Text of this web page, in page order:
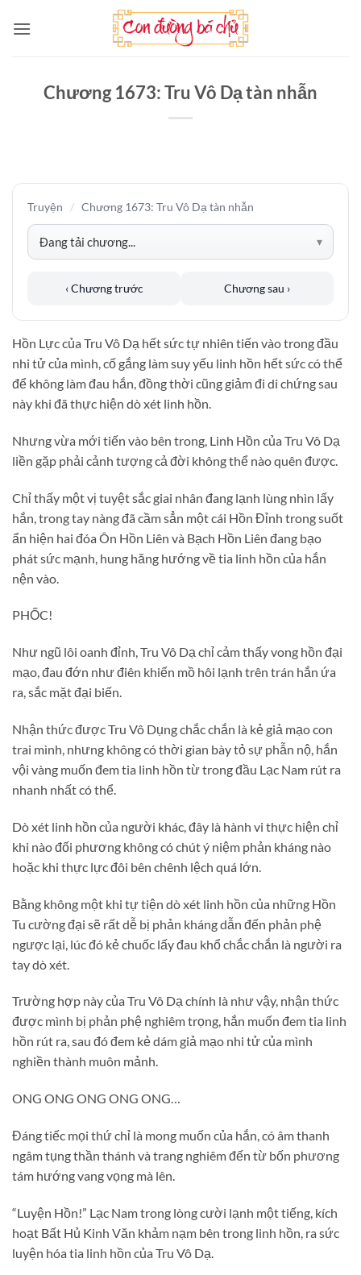
qua
Chương 1673: Tru Vô Dạ tàn nhẫn
Truyện / Chương 1673: Tru Vô Dạ tàn nhẫn
‹ Chương trước Chương sau ›
Hồn Lực của Tru Vô Dạ hết sức tự nhiên tiến vào trong đầu
nhi tử của mình, cố gắng làm suy yếu linh hồn hết sức có thể
để không làm đau hắn, đồng thời cũng giảm đi di chứng sau
này khi đã thực hiện dò xét linh hồn.
Nhưng vừa mới tiến vào bên trong, Linh Hồn của Tru Vô Dạ
liền gặp phải cảnh tượng cả đời không thể nào quên được.
Chỉ thấy một vị tuyệt sắc giai nhân đang lạnh lùng nhìn lấy
hắn, trong tay nàng đã cầm sẳn một cái Hồn Đỉnh trong suốt
ẩn hiện hai đóa Ôn Hồn Liên và Bạch Hồn Liên đang bạo
phát sức mạnh, hung hăng hướng về tia linh hồn của hắn
nện vào.
PHỐC!
Như ngũ lôi oanh đỉnh, Tru Vô Dạ chỉ cảm thấy vong hồn đại
mạo, đau đớn như điên khiến mồ hôi lạnh trên trán hắn ứa
ra, sắc mặt đại biến.
Nhận thức được Tru Vô Dụng chắc chắn là kẻ giả mạo con
trai mình, nhưng không có thời gian bày tỏ sự phẫn nộ, hắn
vội vàng muốn đem tia linh hồn từ trong đầu Lạc Nam rút ra
nhanh nhất có thể.
Dò xét linh hồn của người khác, đây là hành vi thực hiện chỉ
khi nào đối phương không có chút ý niệm phản kháng nào
hoặc khi thực lực đôi bên chênh lệch quá lớn.
Bằng không một khi tự tiện dò xét linh hồn của những Hồn
Tu cường đại sẽ rất dễ bị phản kháng dẫn đến phản phệ
ngược lại, lúc đó kẻ chuốc lấy đau khổ chắc chắn là người ra
tay dò xét.
Trường hợp này của Tru Vô Dạ chính là như vậy, nhận thức
được mình bị phản phệ nghiêm trọng, hắn muốn đem tia linh
hồn rút ra, sau đó đem kẻ dám giả mạo nhi tử của mình
nghiền thành muôn mảnh.
ONG ONG ONG ONG ONG…
Đáng tiếc mọi thứ chỉ là mong muốn của hắn, có âm thanh
ngâm tụng thần thánh và trang nghiêm đến từ bốn phương
tám hướng vang vọng mà lên.
“Luyện Hồn!” Lạc Nam trong lòng cười lạnh một tiếng, kích
hoạt Bất Hủ Kinh Văn khảm nạm bên trong linh hồn, ra sức
luyện hóa tia linh hồn của Tru Vô Dạ.